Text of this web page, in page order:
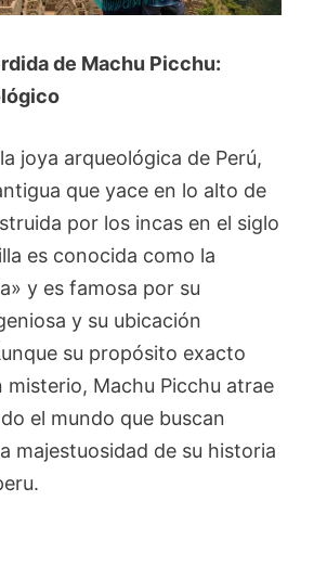
de Machu Picchu:
joya arqueológica de Perú,
que yace en lo alto de
por los incas en el siglo
es conocida como la
y es famosa por su
y su ubicación
su propósito exacto
misterio, Machu Picchu atrae
el mundo que buscan
majestuosidad de su historia